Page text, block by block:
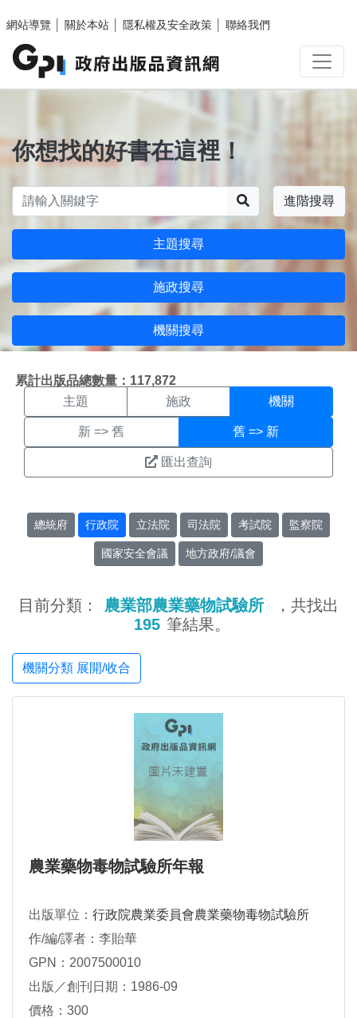
網站導覽
關於本站 隱私權及安全政策 聯絡我們
你想找的好書在這裡！
進階搜尋
主題搜尋
施政搜尋
機關搜尋
累計出版品總數量：117,872
機關搜尋結果頁面
主題 施政 機關
新 => 舊 舊 => 新
匯出查詢
總統府 行政院 立法院 司法院 考試院 監察院
國家安全會議 地方政府/議會
目前分類： 農業部農業藥物試驗所
，共找出
195 筆結果。
機關分類 展開/收合
農業藥物毒物試驗所年報
出版單位： 行政院農業委員會農業藥物毒物試驗所
作/編/譯者：李貽華
GPN：2007500010
出版／創刊日期：1986-09
價格：300